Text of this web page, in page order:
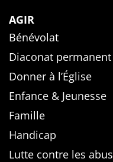
AGIR
Bénévolat
Diaconat permanent
Donner à l’Église
Enfance & Jeunesse
Famille
Handicap
Lutte contre les abus